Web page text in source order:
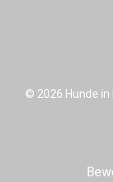
© 2026 Hunde in